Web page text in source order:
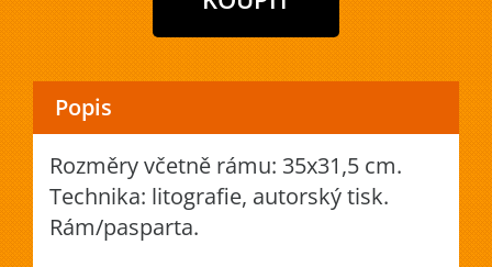
Popis
Rozměry včetně rámu: 35x31,5 cm.
Technika: litografie, autorský tisk.
Rám/pasparta.